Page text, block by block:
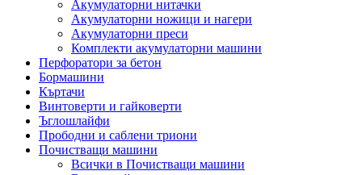
Акумулаторни нитачки
Акумулаторни ножици и нагери
Акумулаторни преси
Комплекти акумулаторни машини
Перфоратори за бетон
Бормашини
Къртачи
Винтоверти и гайковерти
Ъглошлайфи
Прободни и саблени триони
Почистващи машини
Всички в Почистващи машини